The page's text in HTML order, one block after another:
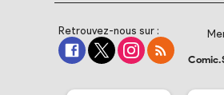
Retrouvez-nous sur :